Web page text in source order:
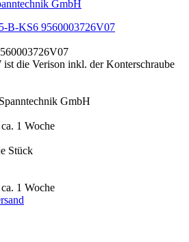
B-KS6 9560003726V07
die Verison inkl. der Konterschraube
GmbH
ca. 1 Woche
Stück
ca. 1 Woche